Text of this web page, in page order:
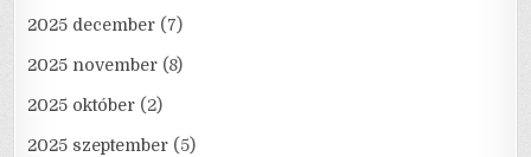
2025 december (7)
2025 november (8)
2025 október (2)
2025 szeptember (5)